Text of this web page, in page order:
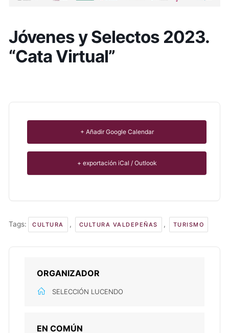
Jóvenes y Selectos 2023.
“Cata Virtual”
+ Añadir Google Calendar
+ exportación iCal / Outlook
Tags: CULTURA , CULTURA VALDEPEÑAS , TURISMO
ORGANIZADOR
SELECCIÓN LUCENDO
EN COMÚN